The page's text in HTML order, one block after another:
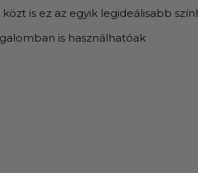
is ez az egyik legideálisabb
is használhatóak